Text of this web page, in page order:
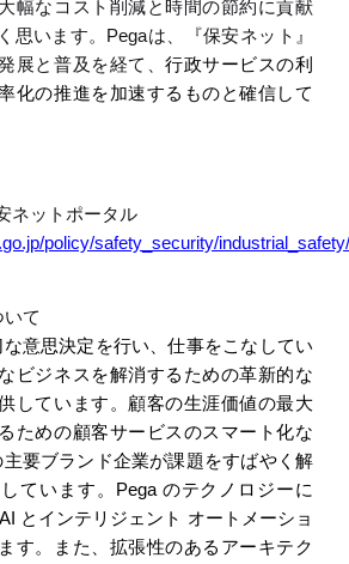
幅なコスト削減と時間の節約に貢献
思います。 Pegaは、『保安ネット』
展と普及を経て、行政サービスの利
化の推進を加速するものと確信して
ットポータル
policy/safety_security/
いて
意思決定を行い、仕事をこなしてい
ビジネスを解消するための革新的な
しています。顧客の生涯価値の最大
ための顧客サービスのスマート化な
主要ブランド企業が課題をすばやく解
ています。
Pega のテクノロジーに
AI とインテリジェント オートメーショ
す。また、拡張性のあるアーキテク